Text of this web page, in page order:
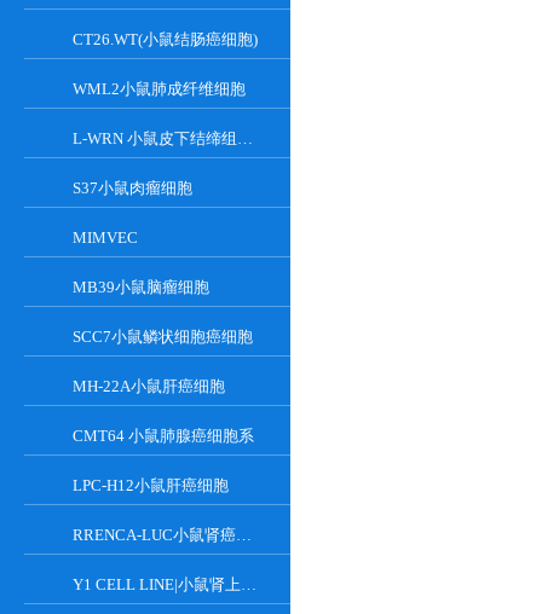
CT26.WT(小鼠结肠癌细胞)
WML2小鼠肺成纤维细胞
L-WRN 小鼠皮下结缔组织细胞系
S37小鼠肉瘤细胞
MIMVEC
MB39小鼠脑瘤细胞
SCC7小鼠鳞状细胞癌细胞
MH-22A小鼠肝癌细胞
CMT64 小鼠肺腺癌细胞系
LPC-H12小鼠肝癌细胞
RRENCA-LUC小鼠肾癌细胞LUC转染株
Y1 CELL LINE|小鼠肾上腺皮质瘤细胞